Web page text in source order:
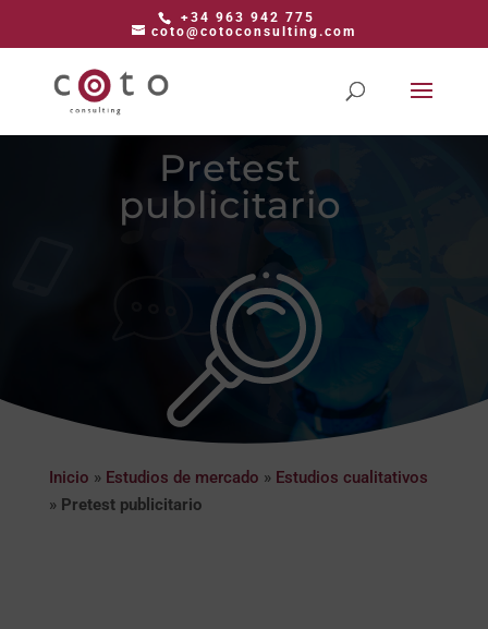
+34 963 942 775
coto@cotoconsulting.com
Pretest
publicitario
Inicio » Estudios de mercado » Estudios cualitativos
» Pretest publicitario